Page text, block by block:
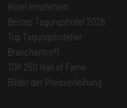
Hotel empfehlen
Bestes Tagungshotel 2026
Top Tagungshotelier
Branchentreff
TOP 250 Hall of Fame
Bilder der Preisverleihung